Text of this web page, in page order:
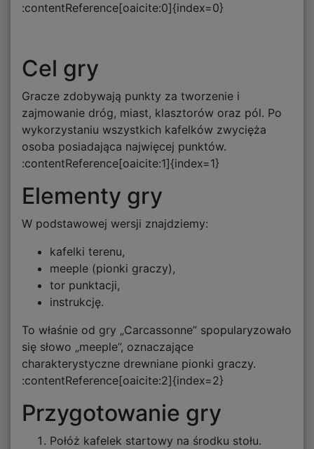
:contentReference[oaicite:0]{index=0}
Cel gry
Gracze zdobywają punkty za tworzenie i
zajmowanie dróg, miast, klasztorów oraz pól. Po
wykorzystaniu wszystkich kafelków zwycięża
osoba posiadająca najwięcej punktów.
:contentReference[oaicite:1]{index=1}
Elementy gry
W podstawowej wersji znajdziemy:
kafelki terenu,
meeple (pionki graczy),
tor punktacji,
instrukcję.
To właśnie od gry „Carcassonne” spopularyzowało
się słowo „meeple”, oznaczające
charakterystyczne drewniane pionki graczy.
:contentReference[oaicite:2]{index=2}
Przygotowanie gry
Połóż kafelek startowy na środku stołu.